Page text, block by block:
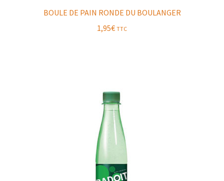
BOULE DE PAIN RONDE DU BOULANGER
1,95€ TTC